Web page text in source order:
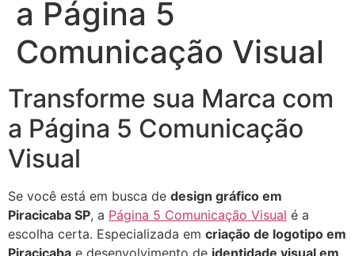
a Página 5
Comunicação Visual
Transforme sua Marca com
a Página 5 Comunicação
Visual
Se você está em busca de design gráfico em
Piracicaba SP, a Página 5 Comunicação Visual é a
escolha certa. Especializada em criação de logotipo em
Piracicaba e desenvolvimento de identidade visual em